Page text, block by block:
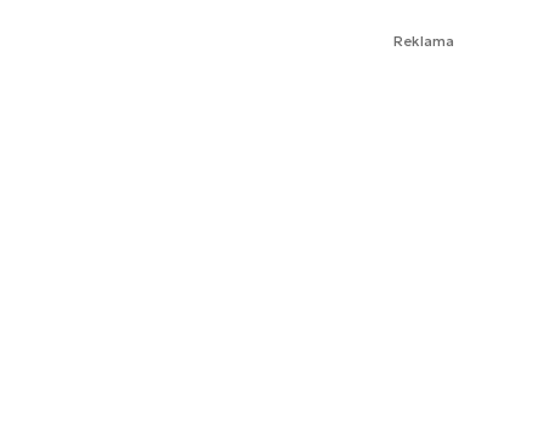
Reklama